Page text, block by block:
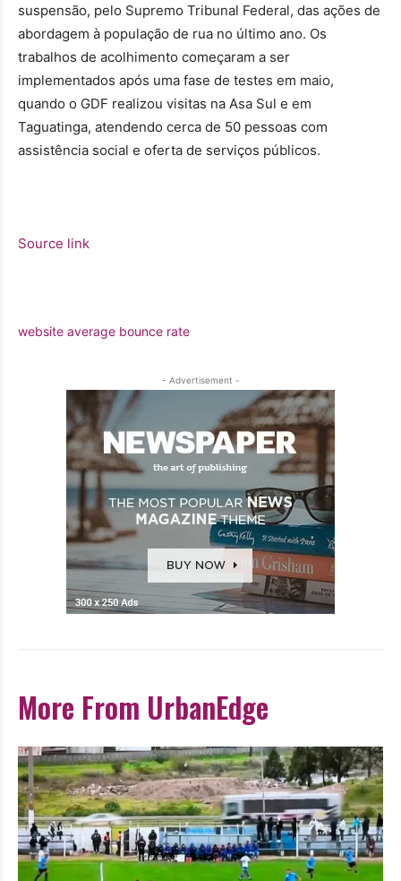
suspensão, pelo Supremo Tribunal Federal, das ações de
abordagem à população de rua no último ano. Os
trabalhos de acolhimento começaram a ser
implementados após uma fase de testes em maio,
quando o GDF realizou visitas na Asa Sul e em
Taguatinga, atendendo cerca de 50 pessoas com
assistência social e oferta de serviços públicos.
Source link
website average bounce rate
- Advertisement -
More From UrbanEdge